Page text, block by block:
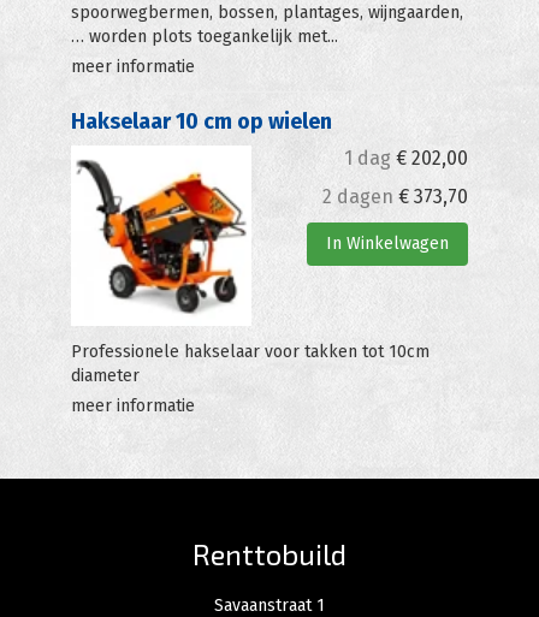
spoorwegbermen, bossen, plantages, wijngaarden,
… worden plots toegankelijk met...
meer informatie
Hakselaar 10 cm op wielen
1 dag € 202,00
2 dagen € 373,70
In Winkelwagen
Professionele hakselaar voor takken tot 10cm
diameter
meer informatie
Renttobuild
Savaanstraat 1